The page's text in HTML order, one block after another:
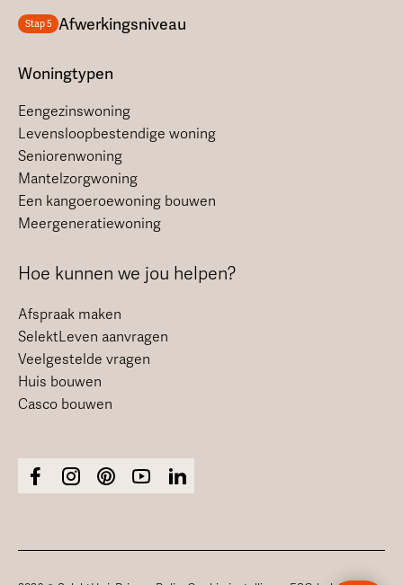
Stap 5 Afwerkingsniveau
Woningtypen
Eengezinswoning
Levensloopbestendige woning
Seniorenwoning
Mantelzorgwoning
Een kangoeroewoning bouwen
Meergeneratiewoning
Hoe kunnen we jou helpen?
Afspraak maken
SelektLeven aanvragen
Veelgestelde vragen
Huis bouwen
Casco bouwen